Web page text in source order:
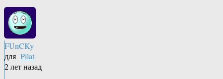
FUnCKy
для Pilat
2 лет назад